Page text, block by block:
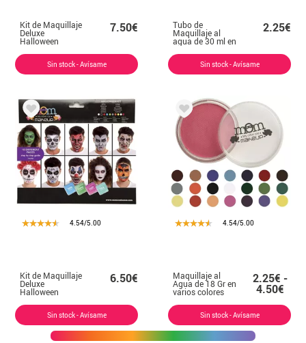
Kit de Maquillaje
Deluxe
Halloween
7.50€
Sin stock - Avísame
Tubo de
Maquillaje al
agua de 30 ml en
varios colores
2.25€
Sin stock - Avísame
4.54/5.00
Kit de Maquillaje
Deluxe
Halloween
6.50€
Sin stock - Avísame
4.54/5.00
Maquillaje al
Agua de 18 Gr en
varios colores
2.25€ -
4.50€
Sin stock - Avísame